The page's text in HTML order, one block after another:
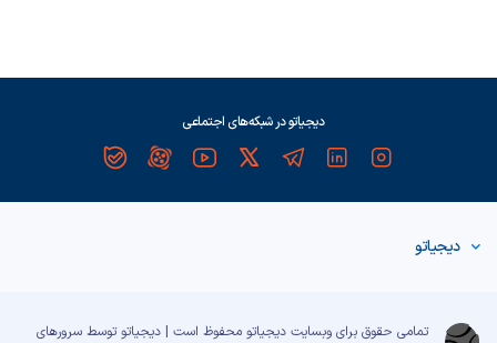
دیجیاتو در شبکه‌های اجتماعی
دیجیاتو
تمامی حقوق برای وبسایت دیجیاتو محفوظ است | دیجیاتو توسط سرورهای